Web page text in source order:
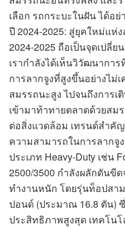
เลือก รถกระบะในฝัน ได้อ
ปี 2024-2025: สู่ยุคใหม่แห่
2024-2025 ถือเป็นจุดเปลี่
เรากำลังได้เห็นวิวัฒนากา
การลากจูงที่สูงขึ้นอย่างไม่
สมรรถนะสูง ไปจนถึงการเ
เข้ามาท้าทายตลาดด้วยสม
ต่อสิ่งแวดล้อม เทรนด์สำคั
ความสามารถในการลากจู
ประเภท Heavy-Duty เช่น
2500/3500 กำลังผลักดันขี
ทำงานหนัก โดยรุ่นท็อปสา
ปอนด์ (ประมาณ 16.8 ตัน)
ประสิทธิภาพสูงสุด เทคโนโ